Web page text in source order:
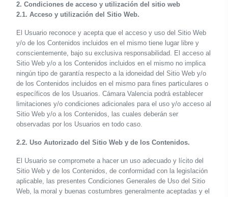
2. Condiciones de acceso y utilización del sitio web
2.1. Acceso y utilización del Sitio Web.
El Usuario reconoce y acepta que el acceso y uso del Sitio Web
y/o de los Contenidos incluidos en el mismo tiene lugar libre y
conscientemente, bajo su exclusiva responsabilidad. El acceso al
Sitio Web y/o a los Contenidos incluidos en el mismo no implica
ningún tipo de garantía respecto a la idoneidad del Sitio Web y/o
de los Contenidos incluidos en el mismo para fines particulares o
específicos de los Usuarios. Cámara Valencia podrá establecer
limitaciones y/o condiciones adicionales para el uso y/o acceso al
Sitio Web y/o a los Contenidos, las cuales deberán ser
observadas por los Usuarios en todo caso.
2.2. Uso Autorizado del Sitio Web y de los Contenidos.
El Usuario se compromete a hacer un uso adecuado y lícito del
Sitio Web y de los Contenidos, de conformidad con la legislación
aplicable, las presentes Condiciones Generales de Uso del Sitio
Web, la moral y buenas costumbres generalmente aceptadas y el